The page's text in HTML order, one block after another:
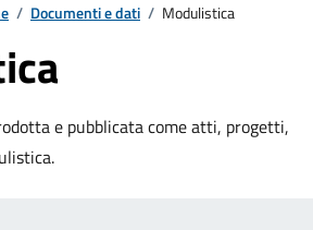
/ Documenti e dati / Modulistica
e pubblicata come atti, progetti,